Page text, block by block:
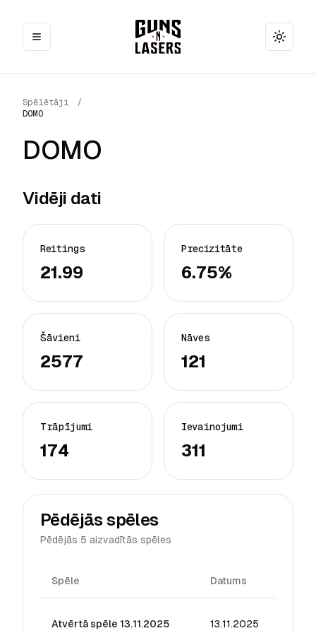
Toggle
Spēlētāji
/
DOMO
DOMO
Vidēji dati
Reitings
21.99
Precizitāte
6.75%
Šāvieni
2577
Nāves
121
Trāpījumi
174
Ievainojumi
311
Pēdējās spēles
Pēdējās 5 aizvadītās spēles
Spēle Datums
Atvērtā spēle 13.11.2025 13.11.2025